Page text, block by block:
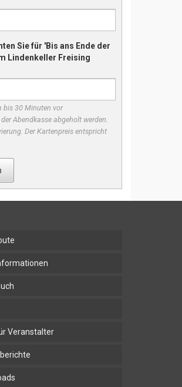
Sie für 'Bis ans Ende der
Lindenkeller Freising
bis 30 Minuten vor
Abendkasse abgeholt werden.
Der Kartenpreis entspricht
Veranstalter